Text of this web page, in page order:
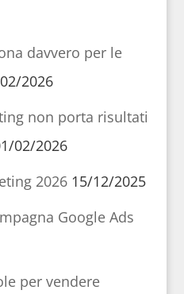
davvero per le
2026
non porta risultati
02/2026
2026 15/12/2025
Google Ads
per vendere